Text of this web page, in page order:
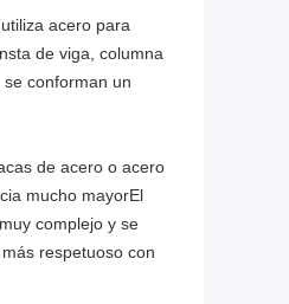
utiliza acero para
de viga, columna
conforman un
de acero o acero
mucho mayorEl
complejo y se
respetuoso con